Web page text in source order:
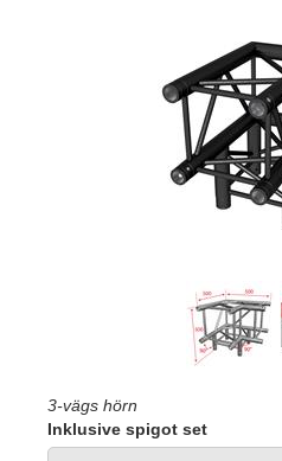
3-vägs hörn
Inklusive spigot set